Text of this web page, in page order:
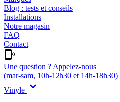
Blog : tests et conseils
Installations
Notre magasin
FAQ
Contact
Une question ? Appelez-nous
(mar-sam, 10h-12h30 et 14h-18h30)
Vinyle